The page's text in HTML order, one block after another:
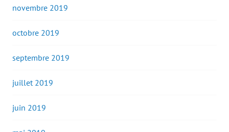
novembre 2019
octobre 2019
septembre 2019
juillet 2019
juin 2019